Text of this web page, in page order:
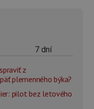
7 dní
z
plemenného býka?
pilot bez letového